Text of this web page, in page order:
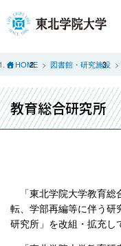
HOME 図書館・研究施設
教育総合研究所
「東北学院大学教育
転、学部再編等に伴う研
研究所」を改組・拡充し